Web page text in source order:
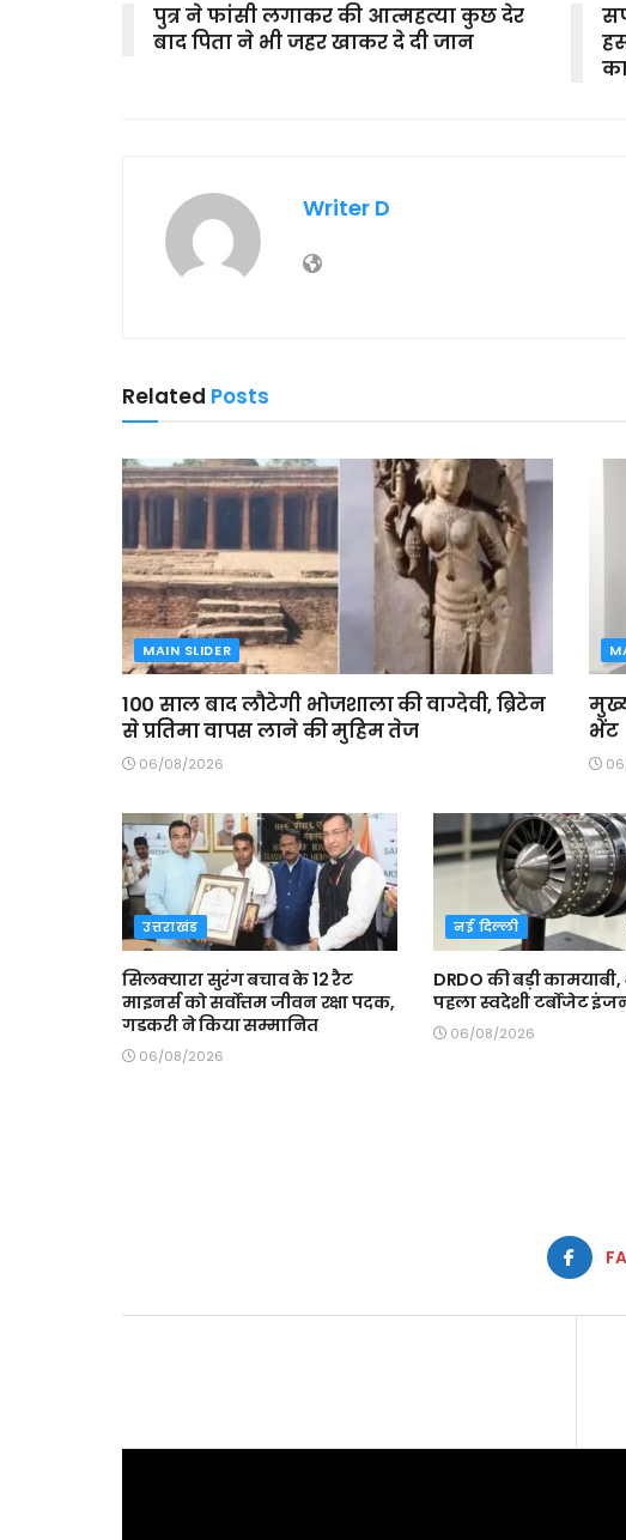
पुत्र ने फांसी लगाकर की आत्महत्या कुछ देर
बाद पिता ने भी जहर खाकर दे दी जान
Writer D
Related Posts
MAIN SLIDER
100 साल बाद लौटेगी भोजशाला की वाग्देवी, ब्रिटेन
से प्रतिमा वापस लाने की मुहिम तेज
06/08/2026
भेंट
उत्तराखंड
सिलक्यारा सुरंग बचाव के 12 रैट
माइनर्स को सर्वोत्तम जीवन रक्षा पदक,
गडकरी ने किया सम्मानित
06/08/2026
नई दिल्ली
DRDO की बड़ी
पहला स्वदेशी टर्बोजेट
06/08/2026